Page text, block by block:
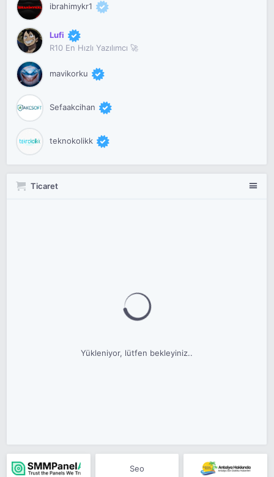
ibrahimykr1
Lufi
R10 En Hızlı Yazılımcı 🚀
mavikorku
Sefaakcihan
teknokolikk
Ticaret
Yükleniyor, lütfen bekleyiniz..
Seo